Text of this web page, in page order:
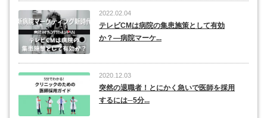
2022.02.04
テレビCMは病院の集患施策として有効
か？―病院マーケ...
2020.12.03
突然の退職者！とにかく急いで医師を採用
するには─5分...